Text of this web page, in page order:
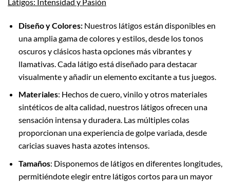
Diseño y Colores:Nuestros látigos están disponibles en
una amplia gama de colores y estilos, desde los tonos
oscuros y clásicos hasta opciones más vibrantes y
llamativas. Cada látigo está diseñado para destacar
visualmente y añadir un elemento excitante a tus juegos.
Materiales: Hechos de cuero, vinilo y otros materiales
sintéticos de alta calidad, nuestros látigos ofrecen una
sensación intensa y duradera. Las múltiples colas
proporcionan una experiencia de golpe variada, desde
caricias suaves hasta azotes intensos.
Tamaños: Disponemos de látigos en diferentes longitudes,
permitiéndote elegir entre látigos cortos para un mayor